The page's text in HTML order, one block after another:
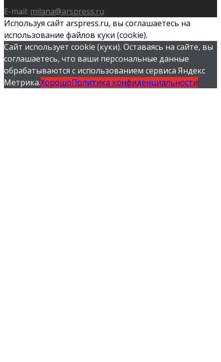
E-mail: milana@arspress.ru
Используя сайт arspress.ru, вы соглашаетесь на
использование файлов куки (cookie).
Сайт использует cookie (куки). Оставаясь на сайте, вы
соглашаетесь, что ваши персональные данные
обрабатываются с использованием сервиса Яндекс
Метрика.ХорошоПолитика конфиденциальности